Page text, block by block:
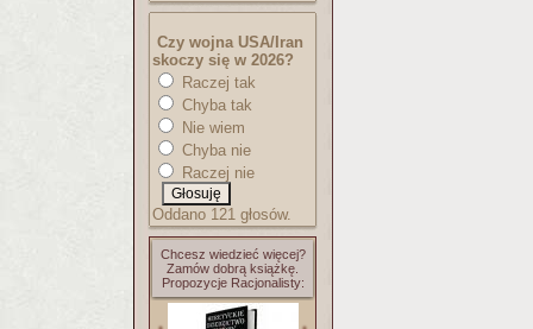
Czy wojna USA/Iran
skoczy się w 2026?
Raczej tak
Chyba tak
Nie wiem
Chyba nie
Raczej nie
Oddano 121 głosów.
Chcesz wiedzieć więcej?
Zamów dobrą książkę.
Propozycje Racjonalisty: